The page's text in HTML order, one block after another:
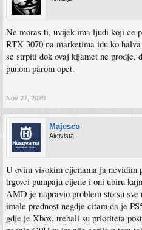
Ne moras ti, uvijek ima ljudi koji ce
RTX 3070 na marketima idu ko
se strpiti dok ovaj kijamet ne prodje,
punom parom opet.
Nov 27, 2020
Majesco
Aktivista
U ovim visokim cijenama ja
trgovci pumpaju cijene i oni ubiru
AMD je napravio problem sto su
imale prednost negdje citam da je
gdje je Xbox, trebali su prioriteta